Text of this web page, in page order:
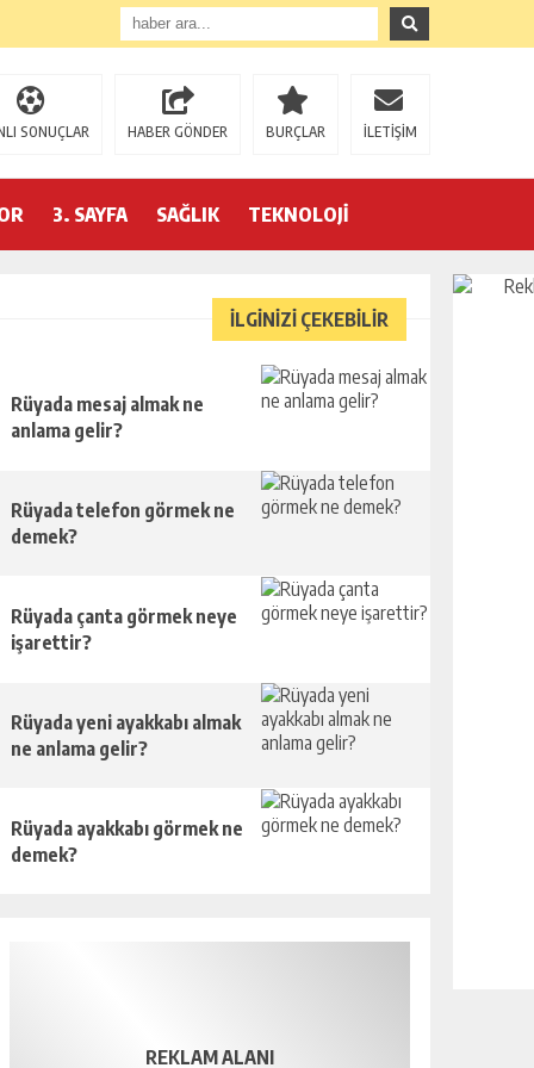
SONUÇLAR HABER GÖNDER BURÇLAR İLETİŞİM
3. SAYFA SAĞLIK TEKNOLOJİ
İLGİNİZİ ÇEKEBİLİR
Rüyada mesaj almak ne
anlama gelir?
Rüyada telefon görmek ne
demek?
Rüyada çanta görmek neye
işarettir?
Rüyada yeni ayakkabı almak
ne anlama gelir?
Rüyada ayakkabı görmek ne
demek?
REKLAM ALANI